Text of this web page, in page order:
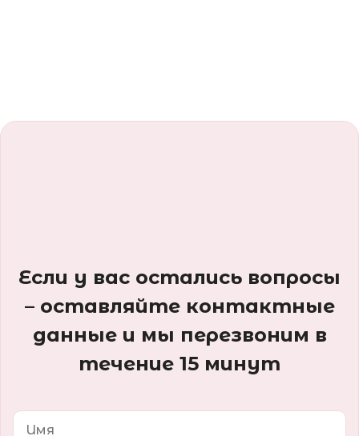
Если у вас остались вопросы
– оставляйте контактные
данные и мы перезвоним в
течение 15 минут